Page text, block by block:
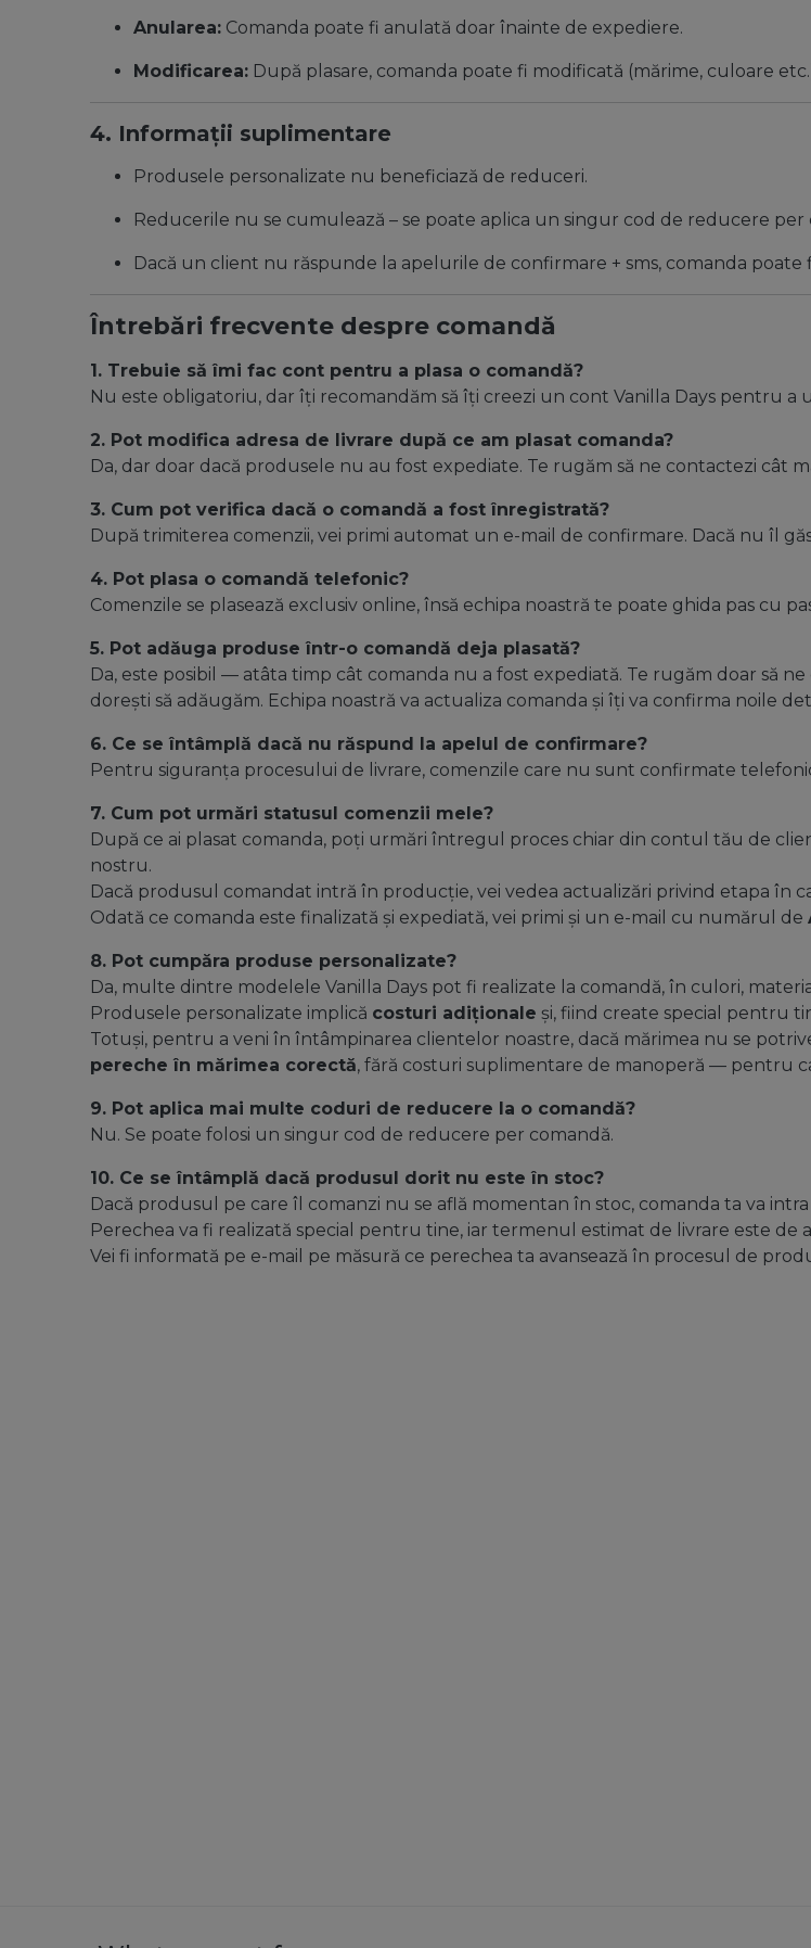
Anularea: Comanda poate fi anulată doar înainte de expediere.
Modificarea: După plasare, comanda poate fi modificată (mărime, culoare
4. Informații suplimentare
Produsele personalizate nu beneficiază de reduceri.
Reducerile nu se cumulează – se poate aplica un singur cod de reducere per
Dacă un client nu răspunde la apelurile de confirmare + sms, comanda
Întrebări frecvente despre comandă
1. Trebuie să îmi fac cont pentru a plasa o comandă?
Nu este obligatoriu, dar îți recomandăm să îți creezi un cont Vanilla Days pentru a
2. Pot modifica adresa de livrare după ce am plasat comanda?
Da, dar doar dacă produsele nu au fost expediate. Te rugăm să ne contactezi cât
3. Cum pot verifica dacă o comandă a fost înregistrată?
După trimiterea comenzii, vei primi automat un e-mail de confirmare. Dacă nu îl
4. Pot plasa o comandă telefonic?
Comenzile se plasează exclusiv online, însă echipa noastră te poate ghida pas cu
5. Pot adăuga produse într-o comandă deja plasată?
Da, este posibil — atâta timp cât comanda nu a fost expediată. Te rugăm doar să
dorești să adăugăm. Echipa noastră va actualiza comanda și îți va confirma noile
6. Ce se întâmplă dacă nu răspund la apelul de confirmare?
Pentru siguranța procesului de livrare, comenzile care nu sunt confirmate
7. Cum pot urmări statusul comenzii mele?
După ce ai plasat comanda, poți urmări întregul proces chiar din contul tău de
nostru.
Dacă produsul comandat intră în producție, vei vedea actualizări privind etapa în
Odată ce comanda este finalizată și expediată, vei primi și un e-mail cu numărul de
8. Pot cumpăra produse personalizate?
Da, multe dintre modelele Vanilla Days pot fi realizate la comandă, în culori,
Produsele personalizate implică costuri adiționale și, fiind create special pentru
Totuși, pentru a veni în întâmpinarea clientelor noastre, dacă mărimea nu se
pereche în mărimea corectă, fără costuri suplimentare de manoperă — pentru
9. Pot aplica mai multe coduri de reducere la o comandă?
Nu. Se poate folosi un singur cod de reducere per comandă.
10. Ce se întâmplă dacă produsul dorit nu este în stoc?
Dacă produsul pe care îl comanzi nu se află momentan în stoc, comanda ta va intra
Perechea va fi realizată special pentru tine, iar termenul estimat de livrare este de
Vei fi informată pe e-mail pe măsură ce perechea ta avansează în procesul de